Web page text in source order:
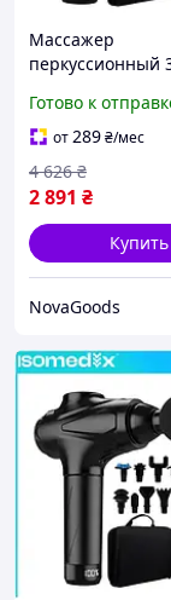
Массажер
перкуссионный
тела черный
GN-5935
Готово к
от289₴/мес
2 891 ₴
4 626 ₴
Купить
NovaGoods